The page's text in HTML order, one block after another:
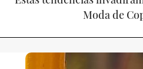
Moda de